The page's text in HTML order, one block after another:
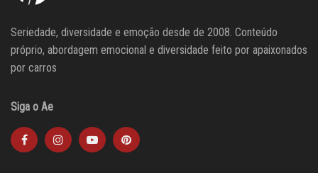
Seriedade, diversidade e emoção desde de 2008. Conteúdo
próprio, abordagem emocional e diversidade feito por apaixonados
por carros
Siga o Ae